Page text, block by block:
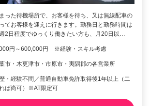
った待機場所で、お客様を待ち、又は無線配車の
てお客様を迎えに行きます。勤務日と勤務時間は
2日程度でゆっくり働きたい方も、月20日以…
円～600,000円 ※経験・スキル考慮
市・木更津市・市原市・夷隅郡の各営業所
・経験不問／普通自動車免許取得後1年以上（二
ば尚可）※AT限定可